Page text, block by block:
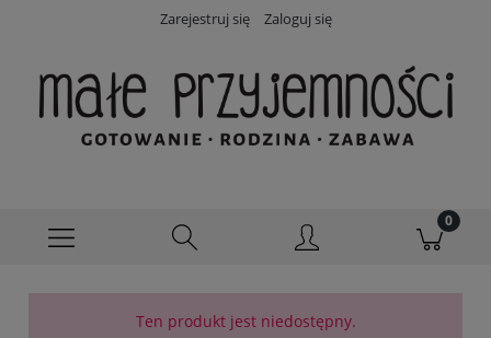
Zarejestruj się Zaloguj się
Ten produkt jest niedostępny.